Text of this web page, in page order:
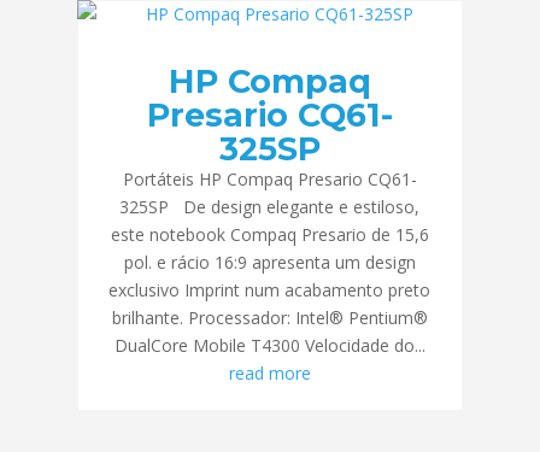
HP Compaq
Presario CQ61-
325SP
Portáteis HP Compaq Presario CQ61-
325SP De design elegante e estiloso,
este notebook Compaq Presario de 15,6
pol. e rácio 16:9 apresenta um design
exclusivo Imprint num acabamento preto
brilhante. Processador: Intel® Pentium®
DualCore Mobile T4300 Velocidade do...
read more